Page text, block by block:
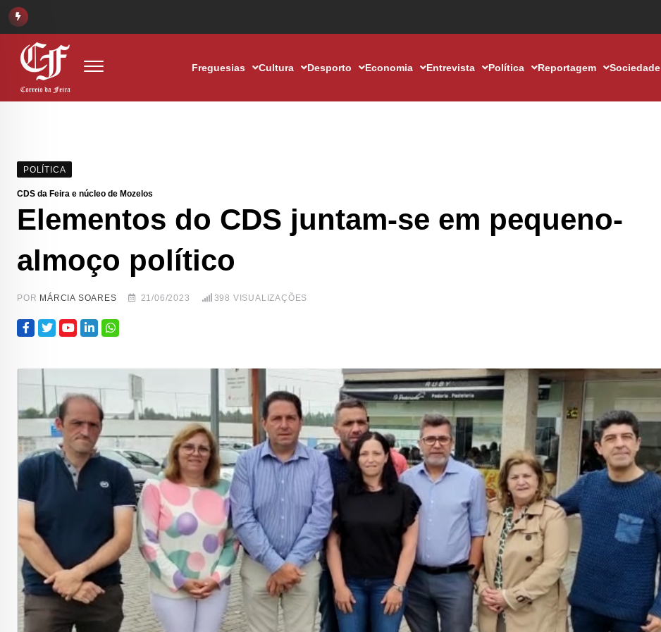
Freguesias Cultura Desporto Economia Entrevista Política Reportagem Sociedade
POLÍTICA
CDS da Feira e núcleo de Mozelos
Elementos do CDS juntam-se em pequeno-
almoço político
POR MÁRCIA SOARES 21/06/2023 398 VISUALIZAÇÕES